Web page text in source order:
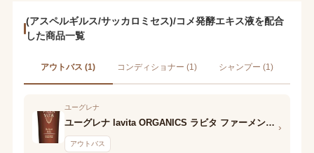
(アスペルギルス/サッカロミセス)/コメ発酵エキス液を配合
した商品一覧
アウトバス (1) コンディショナー (1) シャンプー (1)
ユーグレナ
ユーグレナ lavita ORGANICS ラビタ ファーメント ヘアオイル
アウトバス
›